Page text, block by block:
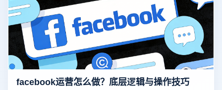
facebook运营怎么做？底层逻辑与操作技巧